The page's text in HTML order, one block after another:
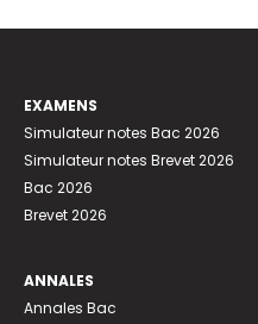
EXAMENS
Simulateur notes Bac 2026
Simulateur notes Brevet 2026
Bac 2026
Brevet 2026
ANNALES
Annales Bac